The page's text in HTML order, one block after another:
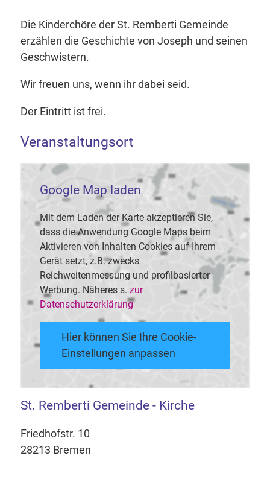
Die Kinderchöre der St. Remberti Gemeinde
erzählen die Geschichte von Joseph und seinen
Geschwistern.
Wir freuen uns, wenn ihr dabei seid.
Der Eintritt ist frei.
Veranstaltungsort
Google Map laden
Mit dem Laden der Karte akzeptieren Sie,
dass die Anwendung Google Maps beim
Aktivieren von Inhalten Cookies auf Ihrem
Gerät setzt, z.B. zwecks
Reichweitenmessung und profilbasierter
Werbung. Näheres s. zur
Datenschutzerklärung
Hier können Sie Ihre Cookie-
Einstellungen anpassen
St. Remberti Gemeinde - Kirche
Friedhofstr. 10
28213 Bremen